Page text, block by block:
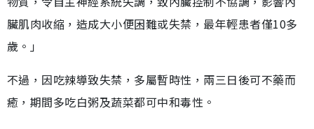
臟肌肉收縮，造成大小便困難或失禁，最年輕患者僅10多
歲。」
不過，因吃辣導致失禁，多屬暫時性，兩三日後可不藥而
癒，期間多吃白粥及蔬菜都可中和毒性。